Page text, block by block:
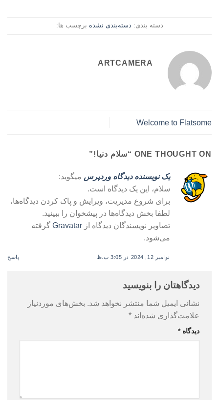
دسته بندی: دسته‌بندی نشده برچسب ها:
ARTCAMERA
Welcome to Flatsome
ONE THOUGHT ON “ سلام دنیا!”
یک نویسنده دیدگاه وردپرس میگوید:
سلام، این یک دیدگاه است.
برای شروع مدیریت، ویرایش و پاک کردن دیدگاه‌ها،
لطفا بخش دیدگاه‌ها در پیشخوان را ببینید.
تصاویر نویسندگان دیدگاه از Gravatar گرفته
می‌شود.
نوامبر 12, 2024 در 3:05 ب.ظ پاسخ
دیدگاهتان را بنویسید
نشانی ایمیل شما منتشر نخواهد شد. بخش‌های موردنیاز
علامت‌گذاری شده‌اند *
دیدگاه*